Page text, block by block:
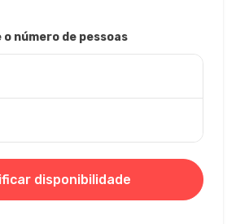
o número de pessoas
disponibilidade